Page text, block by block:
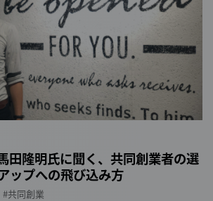
田隆明氏に聞く、共同創業者の選
ップへの飛び込み方
共同創業